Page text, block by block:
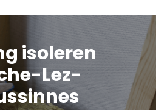
isoleren
Lez-